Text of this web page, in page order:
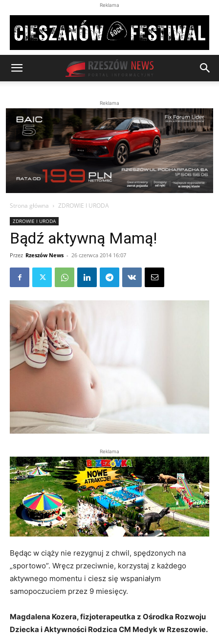
Reklama
Reklama
Strona główna ZDROWIE I URODA
ZDROWIE I URODA
Bądź aktywną Mamą!
Przez Rzeszów News - 26 czerwca 2014 16:07
Reklama
Będąc w ciąży nie rezygnuj z chwil, spędzonych na
„sportowo”. Wręcz przeciwnie, korzystaj z każdego
aktywnego momentu i ciesz się wspaniałym
samopoczuciem przez 9 miesięcy.
Magdalena Kozera, fizjoterapeutka z Ośrodka Rozwoju
Dziecka i Aktywności Rodzica CM Medyk w Rzeszowie.